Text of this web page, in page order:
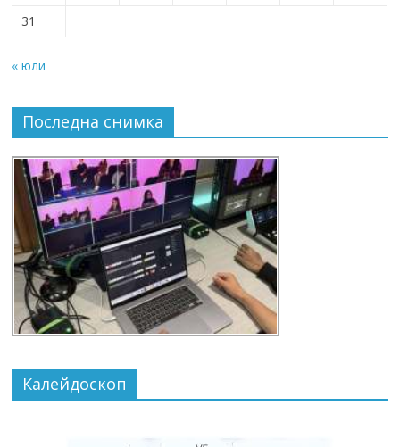
31
« юли
Последна снимка
Калейдоскоп